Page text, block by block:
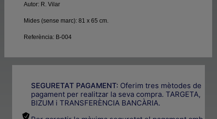
Autor: R. Vilar
Mides (sense marc):81 x 65 cm.
Referència: B-004
SEGURETAT PAGAMENT: Oferim tres mètodes de
pagament per realitzar la seva compra. TARGETA,
BIZUM i TRANSFERÈNCIA BANCÀRIA.